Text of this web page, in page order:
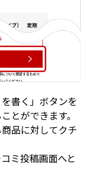
書く」ボタンを
とができます。
品に対してクチ
ミ投稿画面へと